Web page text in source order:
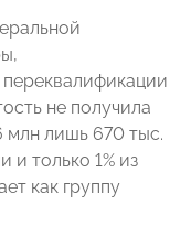
не получила
млн лишь 670 тыс.
только 1% из
как группу